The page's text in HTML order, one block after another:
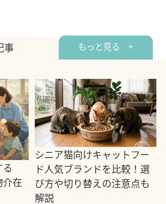
もっと見る +
在
シニア猫向けキャットフー
ド人気ブランドを比較！選
び方や切り替えの注意点も
解説